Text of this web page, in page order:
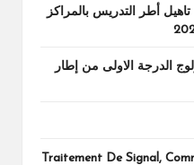
أطر التدريس بالمراكز
الدرجة الاولى من إطار
Traitement De Signal,